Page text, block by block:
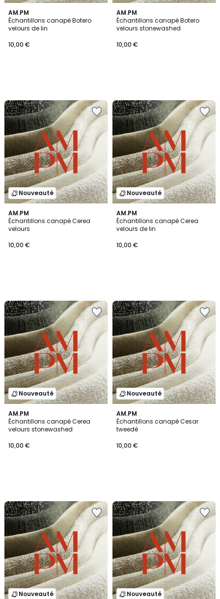
AM.PM
Échantillons canapé Botero
velours de lin
10,00 €
AM.PM
Échantillons canapé Botero
velours stonewashed
10,00 €
Nouveauté
AM.PM
Échantillons canapé Cerea
velours
10,00 €
Nouveauté
AM.PM
Échantillons canapé Cerea
velours de lin
10,00 €
Nouveauté
AM.PM
Échantillons canapé Cerea
velours stonewashed
10,00 €
Nouveauté
AM.PM
Échantillons canapé Cesar
tweedé
10,00 €
Nouveauté Nouveauté